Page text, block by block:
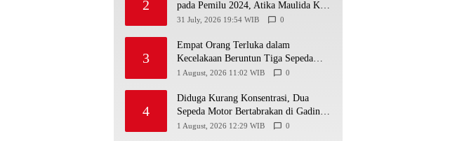
2
pada Pemilu 2024, Atika Maulida Kini
Resmi Menjabat Sekretaris PIMDA
31 July, 2026 19:54 WIB 0
3
Empat Orang Terluka dalam
Kecelakaan Beruntun Tiga Sepeda
Motor di Paliyan
1 August, 2026 11:02 WIB 0
4
Diduga Kurang Konsentrasi, Dua
Sepeda Motor Bertabrakan di Gading
Playen, Mahasiswi Meninggal
1 August, 2026 12:29 WIB 0